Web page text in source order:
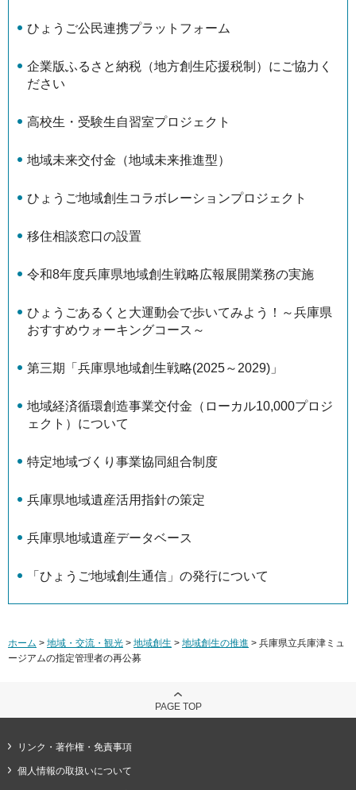
ひょうご公民連携プラットフォーム
企業版ふるさと納税（地方創生応援税制）にご協力く
ださい
高校生・受験生自習室プロジェクト
地域未来交付金（地域未来推進型）
ひょうご地域創生コラボレーションプロジェクト
移住相談窓口の設置
令和8年度兵庫県地域創生戦略広報展開業務の実施
ひょうごあるくと大運動会で歩いてみよう！～兵庫県
おすすめウォーキングコース～
第三期「兵庫県地域創生戦略(2025～2029)」
地域経済循環創造事業交付金（ローカル10,000プロジ
ェクト）について
特定地域づくり事業協同組合制度
兵庫県地域遺産活用指針の策定
兵庫県地域遺産データベース
「ひょうご地域創生通信」の発行について
ホーム > 地域・交流・観光 > 地域創生 > 地域創生の推進 > 兵庫県立兵庫津ミュ
ージアムの指定管理者の再公募
PAGE TOP
リンク・著作権・免責事項
個人情報の取扱いについて